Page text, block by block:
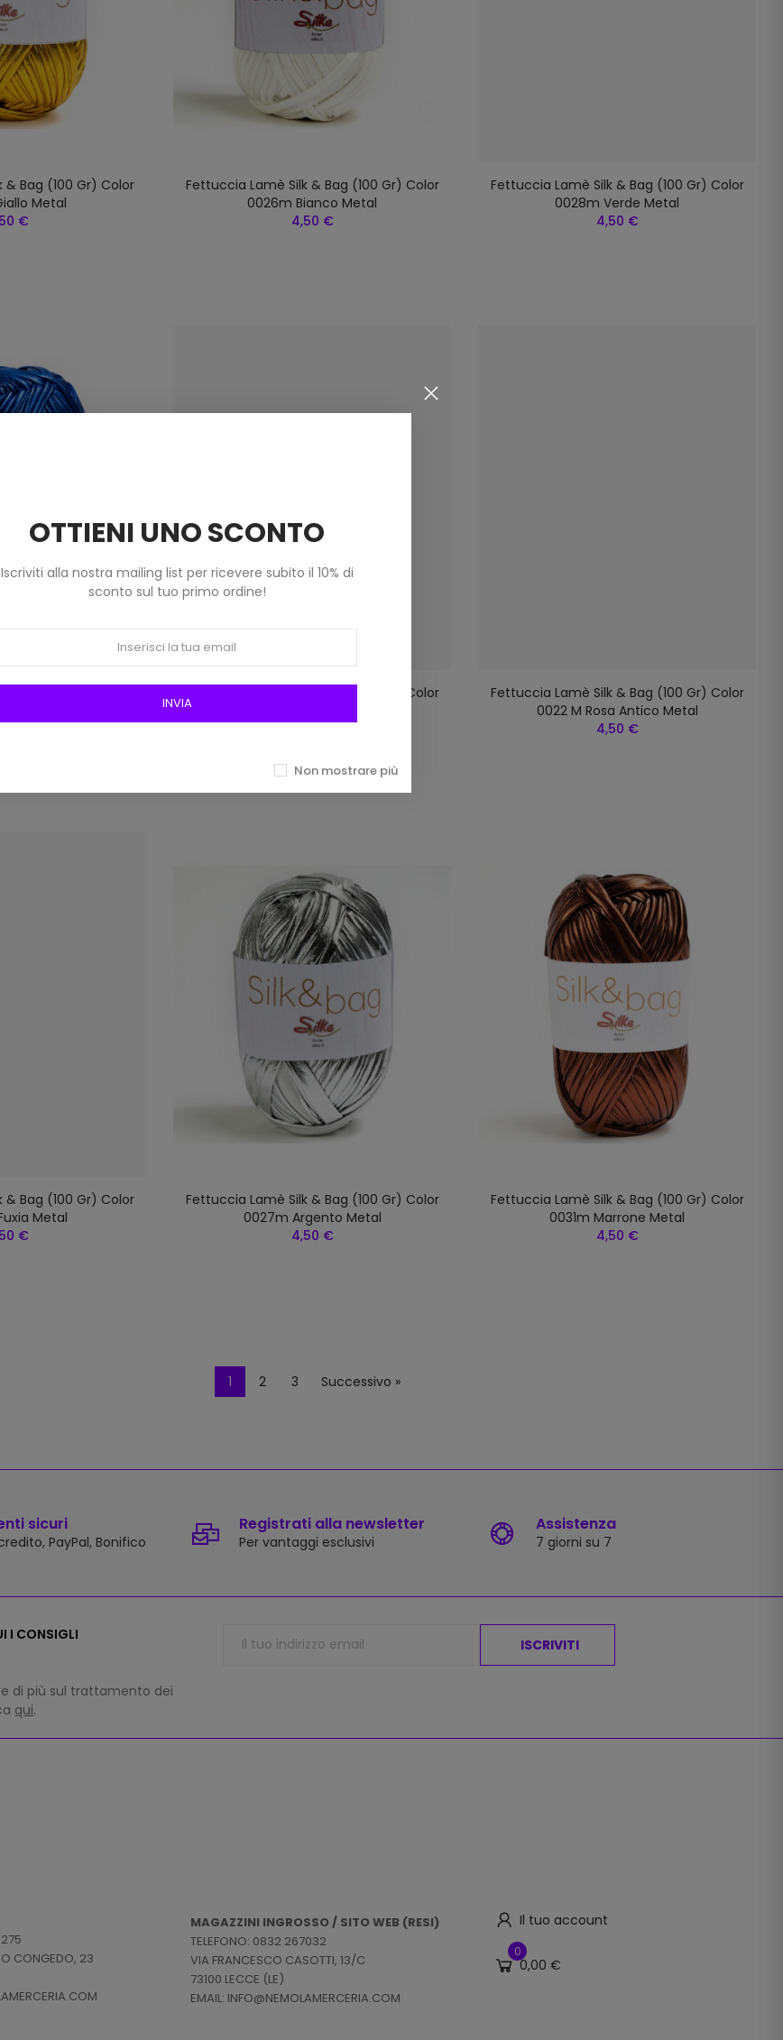
Bag (100 Gr) Color
Metal
€
Fettuccia Lamè Silk & Bag (100 Gr) Color
0026m Bianco Metal
4,50 €
Fettuccia Lamè Silk & Bag (100 Gr) Color
0028m Verde Metal
4,50 €
(100 Gr)
Metal
€
Fettuccia Lamè Silk & Bag (100 Gr) Color
4,50 €
Fettuccia Lamè Silk & Bag (100 Gr) Color
0022 M Rosa Antico Metal
4,50 €
Bag (100 Gr) Color
Metal
€
Fettuccia Lamè Silk & Bag (100 Gr) Color
0027m Argento Metal
4,50 €
Fettuccia Lamè Silk & Bag (100 Gr) Color
0031m Marrone Metal
4,50 €
1 2 3 Successivo »
sicuri
PayPal, Bonifico
Registrati alla newsletter
Per vantaggi esclusivi
Assistenza
7 giorni su 7
I CONSIGLI
di più sul trattamento dei
qui.
ISCRIVITI
CONGEDO, 23
MAGAZZINI INGROSSO / SITO WEB (RESI)
TELEFONO: 0832 267032
VIA FRANCESCO CASOTTI, 13/C
73100 LECCE (LE)
EMAIL: INFO@NEMOLAMERCERIA.COM
Il tuo account
0
0,00 €
OTTIENI UNO SCONTO
Iscriviti alla nostra mailing list per ricevere subito il 10% di
sconto sul tuo primo ordine!
INVIA
Non mostrare più